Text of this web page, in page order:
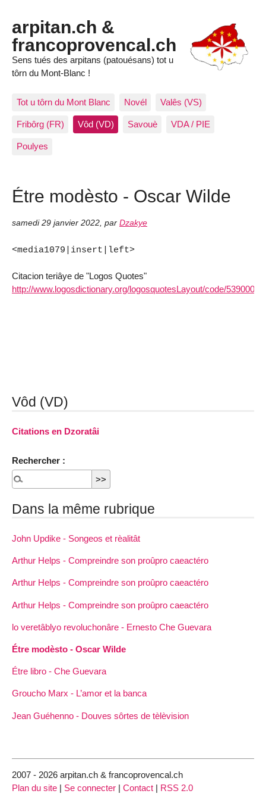
arpitan.ch &
francoprovencal.ch
Sens tués des arpitans (patouésans) tot u
tôrn du Mont-Blanc !
Tot u tôrn du Mont Blanc Novél Valês (VS)
Fribôrg (FR) Vôd (VD) Savouè VDA / PIE
Poulyes
Étre modèsto - Oscar Wilde
samedi 29 janvier 2022 par Dzakye
<media1079|insert|left>
Citacion teriâye de "Logos Quotes"
http://www.logosdictionary.org/logosquotesLayout/code/5390004/
Vôd (VD)
Citations en Dzoratâi
Rechercher :
Dans la même rubrique
John Updike - Songeos et rèalitât
Arthur Helps - Compreindre son proûpro caeactéro
Arthur Helps - Compreindre son proûpro caeactéro
Arthur Helps - Compreindre son proûpro caeactéro
lo veretâblyo revoluchonâre - Ernesto Che Guevara
Étre modèsto - Oscar Wilde
Étre libro - Che Guevara
Groucho Marx - L’amor et la banca
Jean Guéhenno - Douves sôrtes de tèlèvision
2007 - 2026 arpitan.ch & francoprovencal.ch
Plan du site | Se connecter | Contact | RSS 2.0